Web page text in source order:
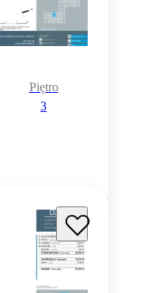
Piętro
3